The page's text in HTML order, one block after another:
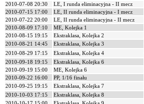
2010-07-08 20:30
LE, I runda eliminacyjna - II mecz
2010-07-15 17:00
LE, II runda eliminacyjna - I mecz
2010-07-22 20:00
LE, II runda eliminacyjna - II mecz
2010-08-09 17:10
ME, Kolejka 1
2010-08-15 19:15
Ekstraklasa, Kolejka 2
2010-08-21 14:45
Ekstraklasa, Kolejka 3
2010-08-29 17:15
Ekstraklasa, Kolejka 4
2010-09-18 19:15
Ekstraklasa, Kolejka 6
2010-09-19 15:00
ME, Kolejka 6
2010-09-22 16:00
PP, 1/16 finału
2010-09-25 19:15
Ekstraklasa, Kolejka 7
2010-10-03 17:15
Ekstraklasa, Kolejka 8